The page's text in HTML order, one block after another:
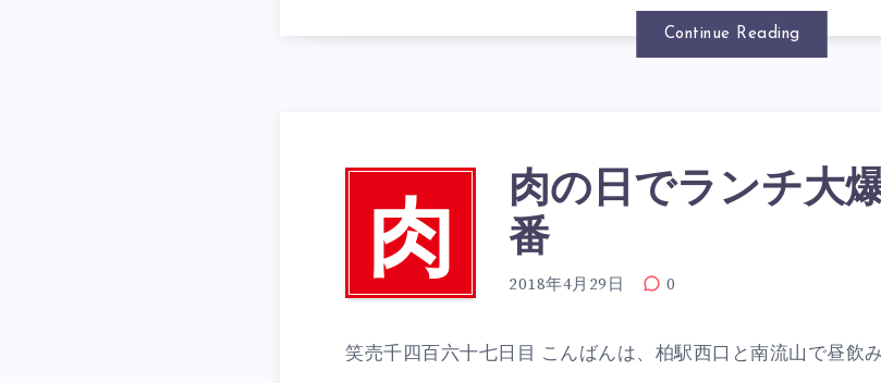
Continue Reading
肉
肉の日でランチ大
番
2018年4月29日 0
笑売千四百六十七日目 こんばんは、柏駅西口と南流山で昼飲